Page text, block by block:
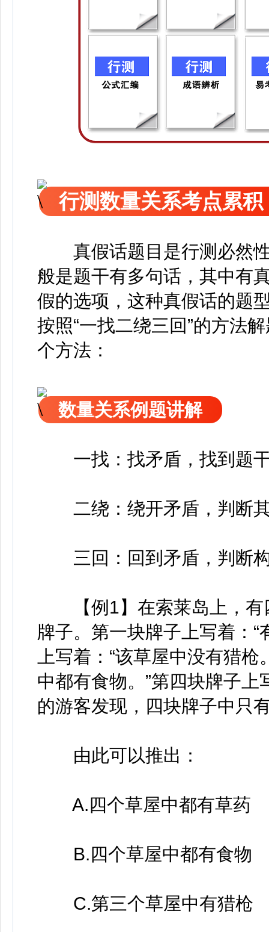
行测数量关系考点累积
真假话题目是行测必然性
般是题干有多句话，其中有
假的选项，这种真假话的题
按照“一找二绕三回”的方法
个方法：
数量关系例题讲解
一找：找矛盾，找到题干
二绕：绕开矛盾，判断其
三回：回到矛盾，判断构
【例1】在索莱岛上，有
牌子。第一块牌子上写着：
上写着：“该草屋中没有猎
中都有食物。”第四块牌子上
的游客发现，四块牌子中只
由此可以推出：
A.四个草屋中都有草药
B.四个草屋中都有食物
C.第三个草屋中有猎枪